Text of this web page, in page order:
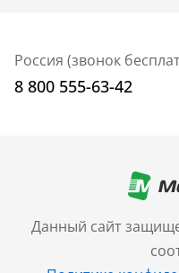
Данный сайт
Россия (звонок
8 800 555-63-42
+7 (499) 705-30-10
Санкт-Петербург
+7 (812) 600-77-33